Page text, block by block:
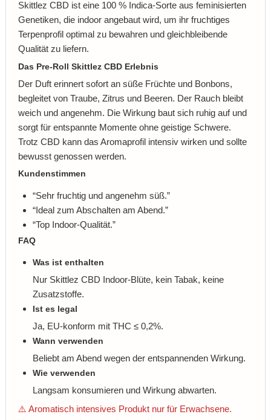
Skittlez CBD ist eine 100 % Indica-Sorte aus feminisierten
Genetiken, die indoor angebaut wird, um ihr fruchtiges
Terpenprofil optimal zu bewahren und gleichbleibende
Qualität zu liefern.
Das Pre-Roll Skittlez CBD Erlebnis
Der Duft erinnert sofort an süße Früchte und Bonbons,
begleitet von Traube, Zitrus und Beeren. Der Rauch bleibt
weich und angenehm. Die Wirkung baut sich ruhig auf und
sorgt für entspannte Momente ohne geistige Schwere.
Trotz CBD kann das Aromaprofil intensiv wirken und sollte
bewusst genossen werden.
Kundenstimmen
“Sehr fruchtig und angenehm süß.”
“Ideal zum Abschalten am Abend.”
“Top Indoor-Qualität.”
FAQ
Was ist enthalten
Nur Skittlez CBD Indoor-Blüte, kein Tabak, keine
Zusatzstoffe.
Ist es legal
Ja, EU-konform mit THC ≤ 0,2%.
Wann verwenden
Beliebt am Abend wegen der entspannenden Wirkung.
Wie verwenden
Langsam konsumieren und Wirkung abwarten.
⚠️ Aromatisch intensives Produkt nur für Erwachsene.